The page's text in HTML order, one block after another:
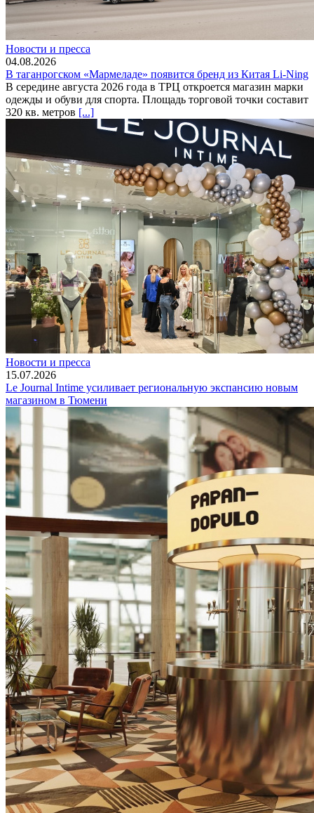
Новости и пресса
04.08.2026
В таганрогском «Мармеладе» появится бренд из Китая Li-Ning
В середине августа 2026 года в ТРЦ откроется магазин марки
одежды и обуви для спорта. Площадь торговой точки составит
320 кв. метров [...]
Новости и пресса
15.07.2026
Le Journal Intime усиливает региональную экспансию новым
магазином в Тюмени